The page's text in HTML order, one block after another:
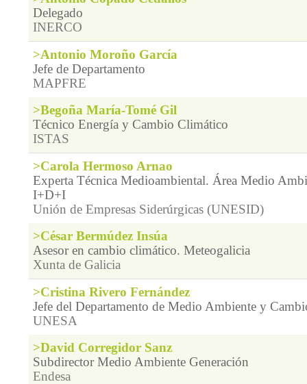
Delegado
INERCO
>Antonio Moroño García
Jefe de Departamento
MAPFRE
>Begoña María-Tomé Gil
Técnico Energía y Cambio Climático
ISTAS
>Carola Hermoso Arnao
Experta Técnica Medioambiental. Área Medio
I+D+I
Unión de Empresas Siderúrgicas (UNESID)
>César Bermúdez Insúa
Asesor en cambio climático. Meteogalicia
Xunta de Galicia
>Cristina Rivero Fernández
Jefe del Departamento de Medio Ambiente y
UNESA
>David Corregidor Sanz
Subdirector Medio Ambiente Generación
Endesa